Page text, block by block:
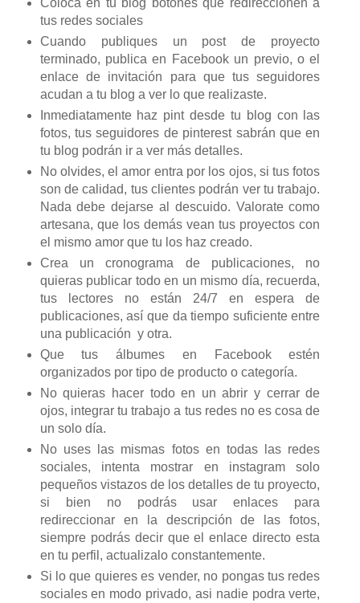
Coloca en tu blog botones que redireccionen a
tus redes sociales
Cuando publiques un post de proyecto
terminado, publica en Facebook un previo, o el
enlace de invitación para que tus seguidores
acudan a tu blog a ver lo que realizaste.
Inmediatamente haz pint desde tu blog con las
fotos, tus seguidores de pinterest sabrán que en
tu blog podrán ir a ver más detalles.
No olvides, el amor entra por los ojos, si tus fotos
son de calidad, tus clientes podrán ver tu trabajo.
Nada debe dejarse al descuido. Valorate como
artesana, que los demás vean tus proyectos con
el mismo amor que tu los haz creado.
Crea un cronograma de publicaciones, no
quieras publicar todo en un mismo día, recuerda,
tus lectores no están 24/7 en espera de
publicaciones, así que da tiempo suficiente entre
una publicación y otra.
Que tus álbumes en Facebook estén
organizados por tipo de producto o categoría.
No quieras hacer todo en un abrir y cerrar de
ojos, integrar tu trabajo a tus redes no es cosa de
un solo día.
No uses las mismas fotos en todas las redes
sociales, intenta mostrar en instagram solo
pequeños vistazos de los detalles de tu proyecto,
si bien no podrás usar enlaces para
redireccionar en la descripción de las fotos,
siempre podrás decir que el enlace directo esta
en tu perfil, actualizalo constantemente.
Si lo que quieres es vender, no pongas tus redes
sociales en modo privado, asi nadie podra verte,